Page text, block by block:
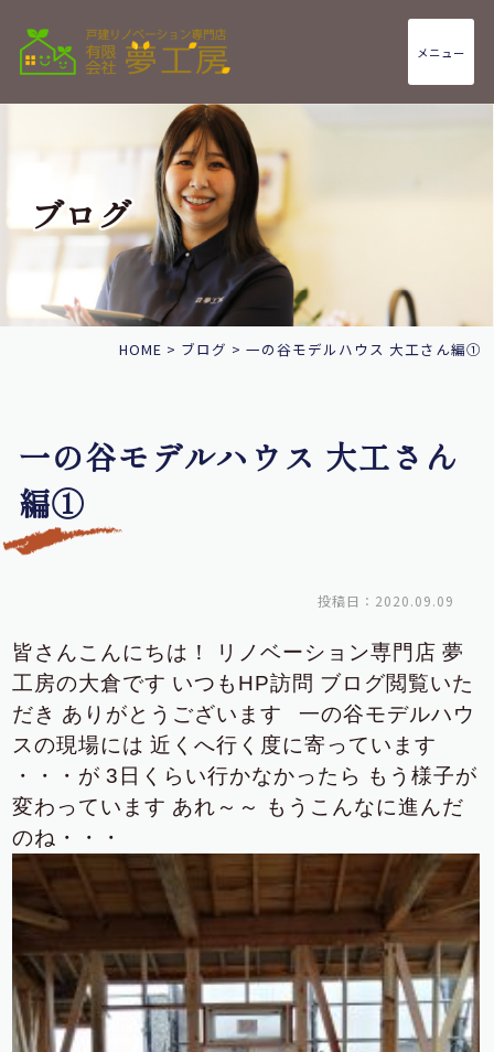
メニュー
ブログ
HOME > ブログ > 一の谷モデルハウス 大工さん編①
一の谷モデルハウス 大工さん
編①
投稿日：2020.09.09
皆さんこんにちは！ リノベーション専門店 夢
工房の大倉です いつもHP訪問 ブログ閲覧いた
だき ありがとうございます
一の谷モデルハウ
スの現場には 近くへ行く度に寄っています
・・・が 3日くらい行かなかったら もう様子が
変わっています あれ～～
もうこんなに進んだ
のね・・・